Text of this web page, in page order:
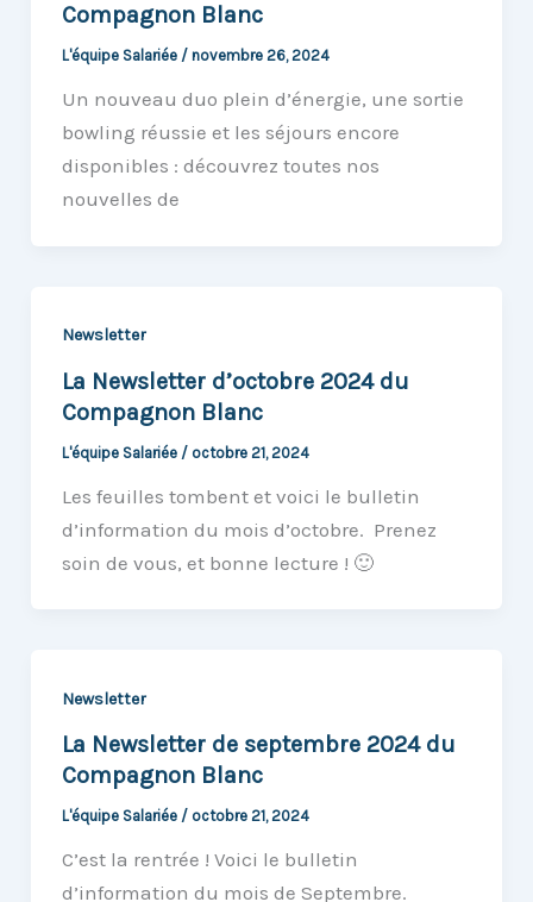
Compagnon Blanc
L'équipe Salariée / novembre 26, 2024
Un nouveau duo plein d’énergie, une sortie
bowling réussie et les séjours encore
disponibles : découvrez toutes nos
nouvelles de
Newsletter
La Newsletter d’octobre 2024 du
Compagnon Blanc
L'équipe Salariée / octobre 21, 2024
Les feuilles tombent et voici le bulletin
d’information du mois d’octobre. Prenez
soin de vous, et bonne lecture ! 🙂
Newsletter
La Newsletter de septembre 2024 du
Compagnon Blanc
L'équipe Salariée / octobre 21, 2024
C’est la rentrée ! Voici le bulletin
d’information du mois de Septembre.